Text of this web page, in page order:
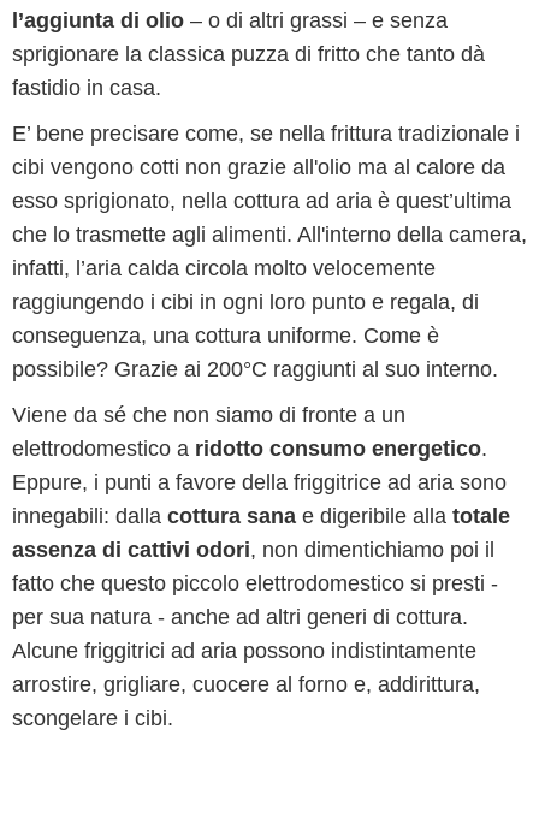
l’aggiunta di olio – o di altri grassi – e senza
sprigionare la classica puzza di fritto che tanto dà
fastidio in casa.
E’ bene precisare come, se nella frittura tradizionale i
cibi vengono cotti non grazie all'olio ma al calore da
esso sprigionato, nella cottura ad aria è quest’ultima
che lo trasmette agli alimenti. All'interno della camera,
infatti, l’aria calda circola molto velocemente
raggiungendo i cibi in ogni loro punto e regala, di
conseguenza, una cottura uniforme. Come è
possibile? Grazie ai 200°C raggiunti al suo interno.
Viene da sé che non siamo di fronte a un
elettrodomestico a ridotto consumo energetico.
Eppure, i punti a favore della friggitrice ad aria sono
innegabili: dalla cottura sana e digeribile alla totale
assenza di cattivi odori, non dimentichiamo poi il
fatto che questo piccolo elettrodomestico si presti -
per sua natura - anche ad altri generi di cottura.
Alcune friggitrici ad aria possono indistintamente
arrostire, grigliare, cuocere al forno e, addirittura,
scongelare i cibi.